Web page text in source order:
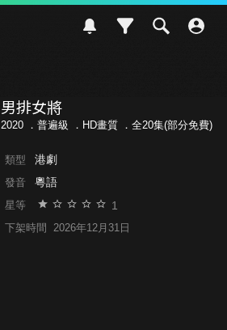
男排女將
2020 ． 普遍級 ．HD畫質 ．全20集(部分免費)
類型 港劇
發音 粵語
星等 1
下架時間 2026年12月31日